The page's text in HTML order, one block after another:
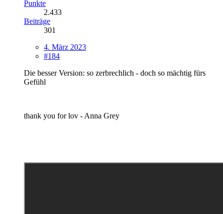
Punkte
2.433
Beiträge
301
4. März 2023
#184
Die besser Version: so zerbrechlich - doch so mächtig fürs
Gefühl
thank you for lov - Anna Grey